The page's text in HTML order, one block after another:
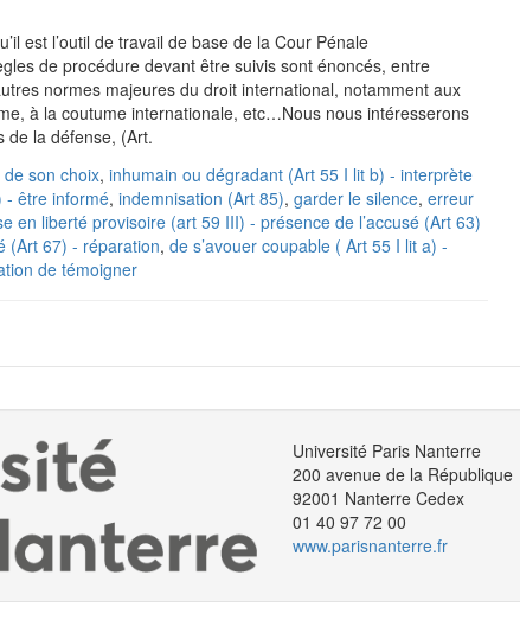
est l’outil de travail de base de la Cour Pénale
de procédure devant être suivis sont énoncés, entre
normes majeures du droit international, notamment aux
à la coutume internationale, etc…Nous nous intéresserons
de la défense, (Art.
son choix, inhumain ou dégradant (Art 55 I lit b) - interprète
- être informé, indemnisation (Art 85), garder le silence, erreur
en liberté provisoire (art 59 III) - présence de l’accusé (Art 63)
(Art 67) - réparation, de s’avouer coupable ( Art 55 I lit a) -
de témoigner
Université Paris Nanterre
200 avenue de la République
92001 Nanterre Cedex
01 40 97 72 00
www.parisnanterre.fr